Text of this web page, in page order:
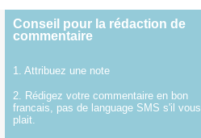
Conseil pour la rédaction de
commentaire
1. Attribuez une note
2. Rédigez votre commentaire en bon
francais, pas de language SMS s'il vous
plait.